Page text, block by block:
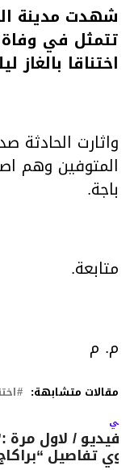
شهدت مدينة
تتمثل في
اختناقا بالغاز
واثارت
المتوفين وهم
باجة.
متابعة.
م. م
مقالات متشابهة:
/ لاول مرة
تفاصيل